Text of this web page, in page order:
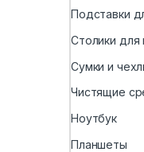
Подставки
Столики для
Сумки и
Чистящие
Ноутбук
Планшеты